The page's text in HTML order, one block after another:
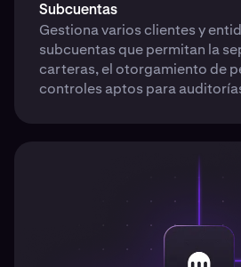
Subcuentas
Gestiona varios clientes y
subcuentas que permitan la
carteras, el otorgamiento de
controles aptos para